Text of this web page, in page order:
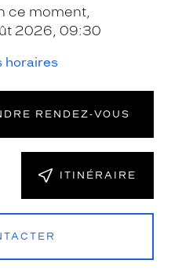
ce moment,
2026, 09:30
horaires
RENDEZ‑VOUS
ITINÉRAIRE